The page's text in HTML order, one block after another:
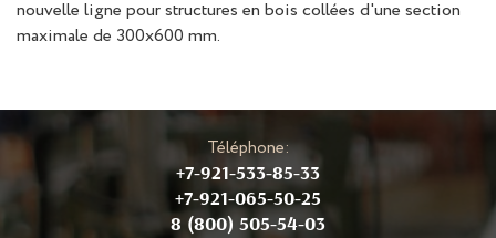
nouvelle ligne pour structures en bois collées d'une section
maximale de 300x600 mm.
Téléphone:
+7-921-533-85-33
+7-921-065-50-25
8 (800) 505-54-03